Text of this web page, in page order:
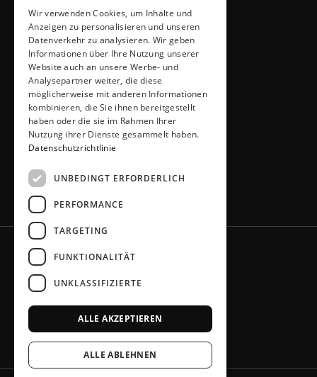
ADRESSE & KONTAKT
Küchen Thiemann
Thiemann GmbH
Krombacher Straße 4
51491 Overath
02206 / 6461
info@kuechen-thiemann.de
ÖFFNUNGSZEITEN
Mo – Fr
9 – 18 Uhr
Sa
9 – 13 Uhr
oder gerne nach Absprache
Wir verwenden Cookies, um Inhalte und
Anzeigen zu personalisieren und unseren
Datenverkehr zu analysieren. Wir geben
Informationen über Ihre Nutzung unserer
Website auch an unsere Werbe- und
Analysepartner weiter, die diese
möglicherweise mit anderen Informationen
kombinieren, die Sie ihnen bereitgestellt
haben oder die sie im Rahmen Ihrer
Nutzung ihrer Dienste gesammelt haben.
Datenschutzrichtlinie
UNBEDINGT ERFORDERLICH
PERFORMANCE
TARGETING
FUNKTIONALITÄT
UNKLASSIFIZIERTE
ALLE AKZEPTIEREN
ALLE ABLEHNEN